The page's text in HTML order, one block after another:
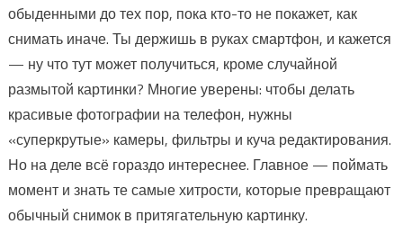
обыденными до тех пор, пока кто-то не покажет, как
снимать иначе. Ты держишь в руках смартфон, и кажется
— ну что тут может получиться, кроме случайной
размытой картинки? Многие уверены: чтобы делать
красивые фотографии на телефон, нужны
«суперкрутые» камеры, фильтры и куча редактирования.
Но на деле всё гораздо интереснее. Главное — поймать
момент и знать те самые хитрости, которые превращают
обычный снимок в притягательную картинку.